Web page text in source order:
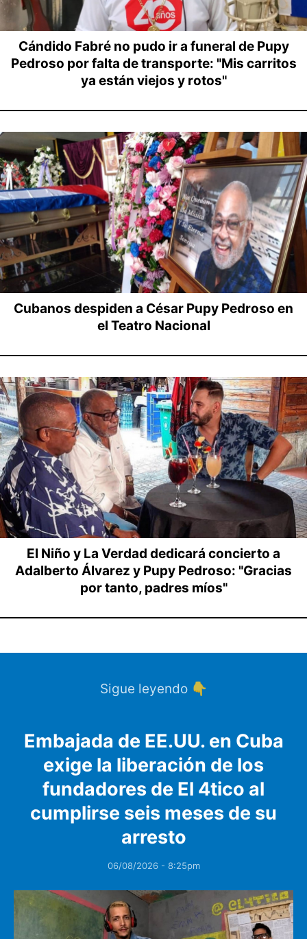
Cándido Fabré no pudo ir a funeral de Pupy
Pedroso por falta de transporte: "Mis carritos
ya están viejos y rotos"
Cubanos despiden a César Pupy Pedroso en
el Teatro Nacional
El Niño y La Verdad dedicará concierto a
Adalberto Álvarez y Pupy Pedroso: "Gracias
por tanto, padres míos"
Sigue leyendo 👇